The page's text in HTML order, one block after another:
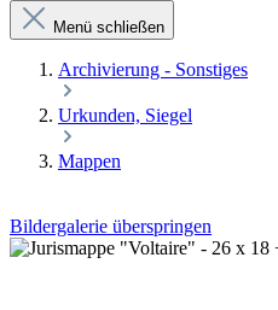
Menü schließen
Archivierung - Sonstiges
Urkunden, Siegel
Mappen
Bildergalerie überspringen